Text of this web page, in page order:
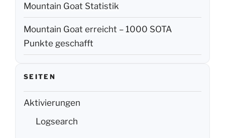
Mountain Goat Statistik
Mountain Goat erreicht – 1000 SOTA
Punkte geschafft
SEITEN
Aktivierungen
Logsearch